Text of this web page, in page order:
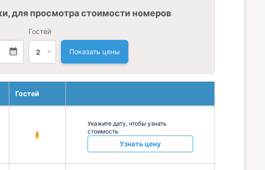
для просмотра стоимости номеров
Гостей
2 Показать цены
Гостей
Укажите дату, чтобы узнать
стоимость
Узнать цену